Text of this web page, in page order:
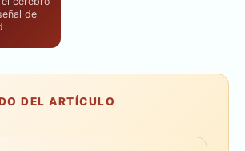
de
DEL ARTÍCULO